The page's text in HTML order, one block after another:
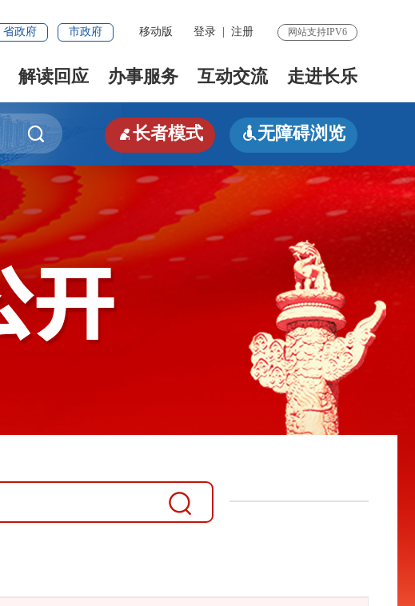
省政府 市政府 移动版 登录 注册 网站支持IPV6
解读回应 办事服务 互动交流 走进长乐
 长者模式 无障碍浏览